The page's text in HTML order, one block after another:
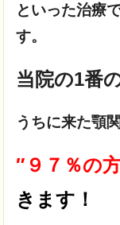
といった治療
す。
当院の1番
うちに来た顎
″９７％の
きます！